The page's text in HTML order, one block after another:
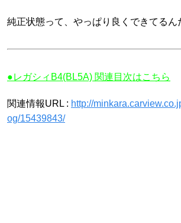
純正状態って、やっぱり良くできてるん
●レガシィB4(BL5A) 関連目次はこちら
関連情報URL : http://
og/15439843/